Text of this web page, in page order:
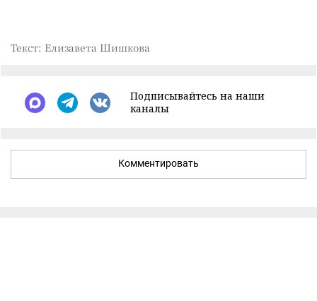
Текст: Елизавета Шишкова
Подписывайтесь на наши
каналы
Комментировать